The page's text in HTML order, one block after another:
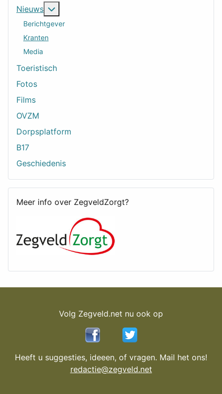
Nieuws
Berichtgever
Kranten
Media
Toeristisch
Fotos
Films
OVZM
Dorpsplatform
B17
Geschiedenis
Meer info over ZegveldZorgt?
Volg Zegveld.net nu ook op
Heeft u suggesties, ideeen, of vragen. Mail het ons!
redactie@zegveld.net